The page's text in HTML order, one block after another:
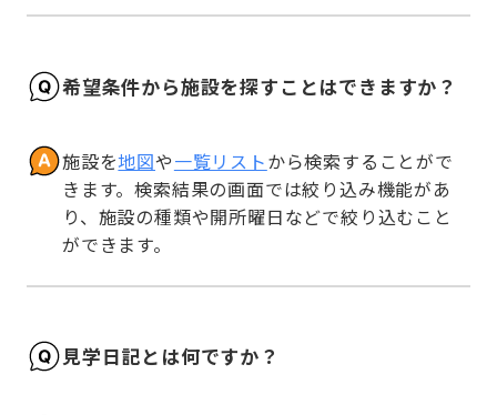
希望条件から施設を探すことはできますか？
施設を地図や一覧リストから検索することがで
きます。検索結果の画面では絞り込み機能があ
り、施設の種類や開所曜日などで絞り込むこと
ができます。
見学日記とは何ですか？